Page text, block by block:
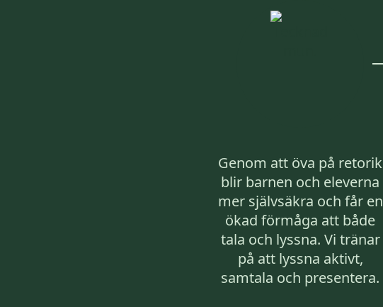
Genom att öva på retorik
blir barnen och eleverna
mer självsäkra och får en
ökad förmåga att både
tala och lyssna. Vi tränar
på att lyssna aktivt,
samtala och presentera.